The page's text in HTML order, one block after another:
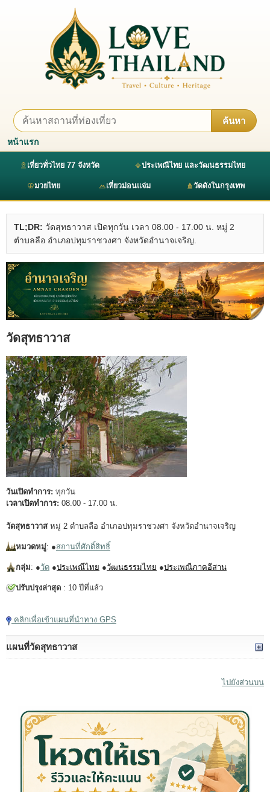
ค้นหา
หน้าแรก
เที่ยวทั่วไทย 77 จังหวัด ประเพณีไทย และวัฒนธรรมไทย
มวยไทย เที่ยวม่อนแจ่ม วัดดังในกรุงเทพ
TL;DR: วัดสุทธาวาส เปิดทุกวัน เวลา 08.00 - 17.00 น. หมู่ 2
ตำบลลือ อำเภอปทุมราชวงศา จังหวัดอำนาจเจริญ.
วัดสุทธาวาส
วันเปิดทำการ: ทุกวัน
เวลาเปิดทำการ: 08.00 - 17.00 น.
วัดสุทธาวาสหมู่ 2 ตำบลลือ อำเภอปทุมราชวงศา จังหวัดอำนาจเจริญ
หมวดหมู่: ●สถานที่ศักดิ์สิทธิ์
กลุ่ม: ●วัด ●ประเพณีไทย ●วัฒนธรรมไทย ●ประเพณีภาคอีสาน
ปรับปรุงล่าสุด : 10 ปีที่แล้ว
คลิกเพื่อเข้าแผนที่นำทาง GPS
แผนที่วัดสุทธาวาส
ไปยังส่วนบน